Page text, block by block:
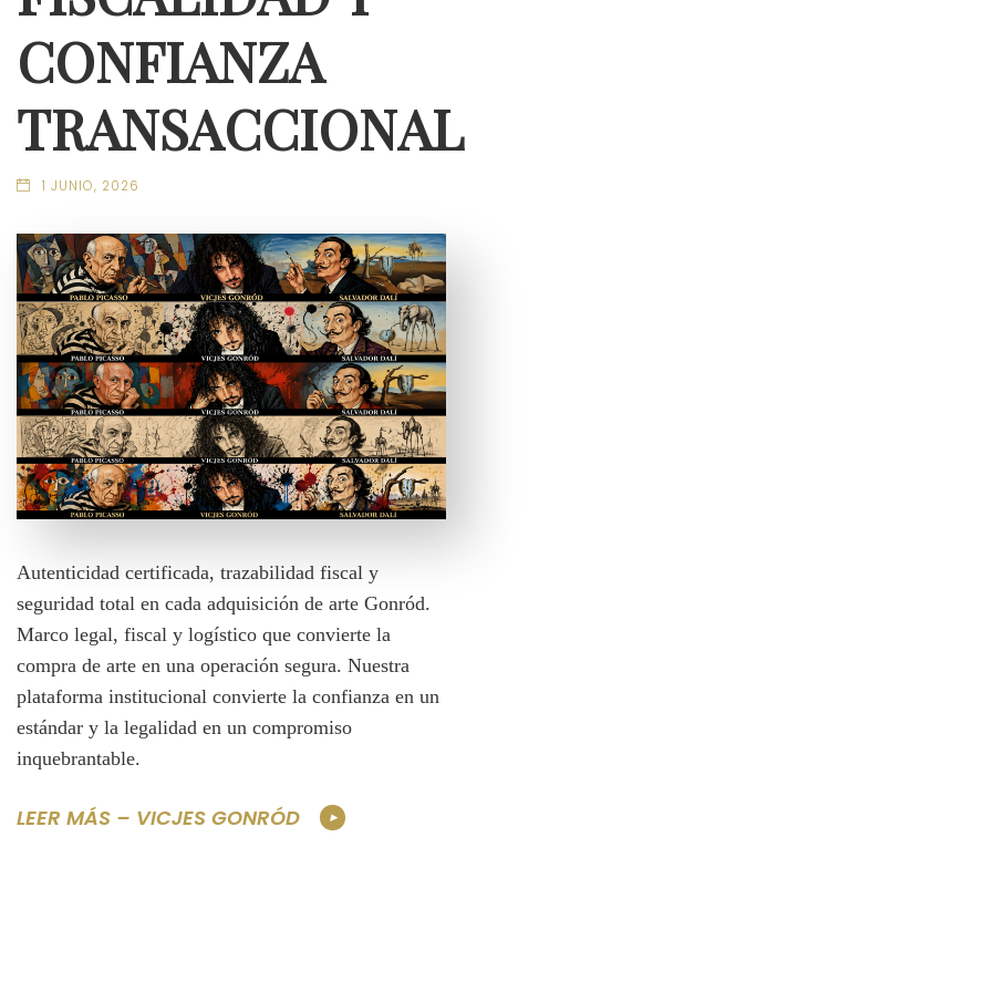
CONFIANZA
TRANSACCIONAL
1 JUNIO, 2026
Autenticidad certificada, trazabilidad fiscal y
seguridad total en cada adquisición de arte Gonród.
Marco legal, fiscal y logístico que convierte la
compra de arte en una operación segura. Nuestra
plataforma institucional convierte la confianza en un
estándar y la legalidad en un compromiso
inquebrantable.
LEER MÁS – VICJES GONRÓD